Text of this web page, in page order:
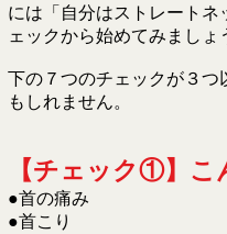
には「自分はストレート
ェックから始めてみましょ
下の７つのチェックが３
もしれません。
【チェック①】こ
●首の痛み
●首こり